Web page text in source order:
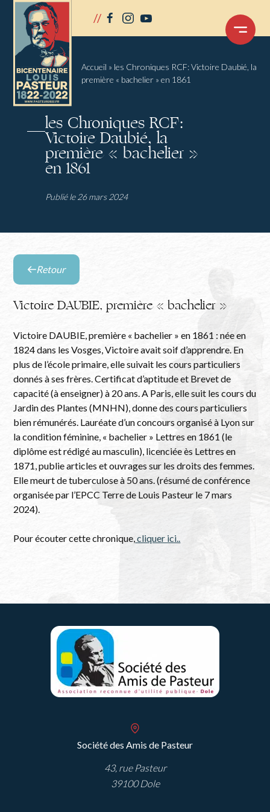
// facebook
instagram
youtube
OUVRIR
MENU
Accueil » les Chroniques RCF: Victoire Daubié, la
première « bachelier » en 1861
les Chroniques RCF:
Victoire Daubié, la
première « bachelier »
en 1861
Publié le 26 mars 2024
Retour
la
des
évènements
Retour
Victoire DAUBIE, première « bachelier »
Victoire DAUBIE, première « bachelier » en 1861 : née en
1824 dans les Vosges, Victoire avait soif d’apprendre. En
plus de l’école primaire, elle suivait les cours particuliers
donnés à ses frères. Certificat d’aptitude et Brevet de
capacité (à enseigner) à 20 ans. A Paris, elle suit les cours du
Jardin des Plantes (MNHN), donne des cours particuliers
bien rémunérés. Lauréate d’un concours organisé à Lyon sur
la condition féminine, « bachelier » Lettres en 1861 (le
diplôme est rédigé au masculin), licenciée ès Lettres en
1871, publie articles et ouvrages sur les droits des femmes.
Elle meurt de tuberculose à 50 ans. (résumé de conférence
organisée par l’EPCC Terre de Louis Pasteur le 7 mars
2024).
Pour écouter cette chronique,cliquer ici..
Société des Amis de Pasteur
43, rue Pasteur
39100 Dole
Panneau de gestion des cookies